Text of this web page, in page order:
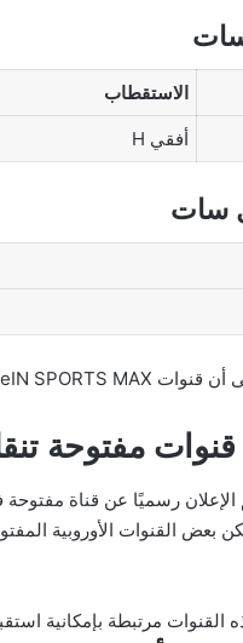
الاستقطاب
أفقي H
سات
مفتوحة
الإعلان رسميًا عن قناة
بعض القنوات الأوروبية
القنوات مرتبطة بإمكانية